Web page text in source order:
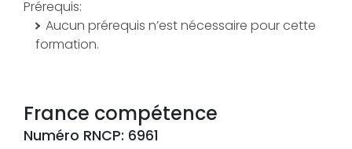
Prérequis:
Aucun prérequis n’est nécessaire pour cette
formation.
France compétence
Numéro RNCP: 6961